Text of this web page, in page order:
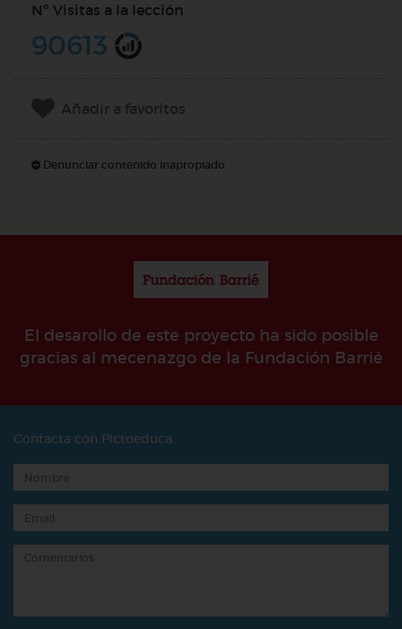
Nº Visitas a la lección
90613
Añadir a favoritos
Denunciar contenido inapropiado
El desarollo de este proyecto ha sido posible
gracias al mecenazgo de la Fundación Barrié
Contacta con Pictoeduca